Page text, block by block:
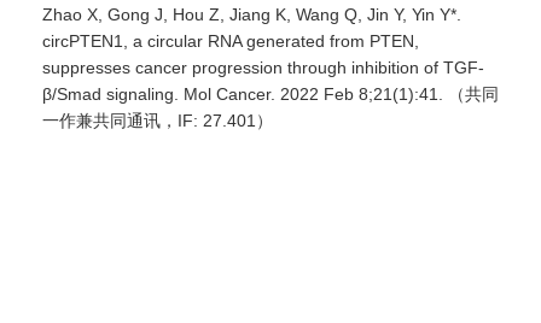
Zhao X, Gong J, Hou Z, Jiang K, Wang Q, Jin Y, Yin Y*.
circPTEN1, a circular RNA generated from PTEN,
suppresses cancer progression through inhibition of TGF-
β/Smad signaling. Mol Cancer. 2022 Feb 8;21(1):41. （共同
一作兼共同通讯，IF: 27.401）